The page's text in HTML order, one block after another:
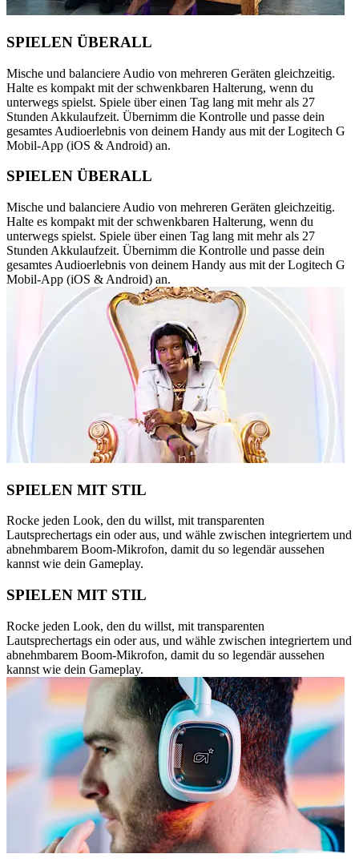
SPIELEN ÜBERALL
Mische und balanciere Audio von mehreren Geräten gleichzeitig.
Halte es kompakt mit der schwenkbaren Halterung, wenn du
unterwegs spielst. Spiele über einen Tag lang mit mehr als 27
Stunden Akkulaufzeit. Übernimm die Kontrolle und passe dein
gesamtes Audioerlebnis von deinem Handy aus mit der Logitech G
Mobil-App (iOS & Android) an.
SPIELEN ÜBERALL
Mische und balanciere Audio von mehreren Geräten gleichzeitig.
Halte es kompakt mit der schwenkbaren Halterung, wenn du
unterwegs spielst. Spiele über einen Tag lang mit mehr als 27
Stunden Akkulaufzeit. Übernimm die Kontrolle und passe dein
gesamtes Audioerlebnis von deinem Handy aus mit der Logitech G
Mobil-App (iOS & Android) an.
SPIELEN MIT STIL
Rocke jeden Look, den du willst, mit transparenten
Lautsprechertags ein oder aus, und wähle zwischen integriertem und
abnehmbarem Boom-Mikrofon, damit du so legendär aussehen
kannst wie dein Gameplay.
SPIELEN MIT STIL
Rocke jeden Look, den du willst, mit transparenten
Lautsprechertags ein oder aus, und wähle zwischen integriertem und
abnehmbarem Boom-Mikrofon, damit du so legendär aussehen
kannst wie dein Gameplay.